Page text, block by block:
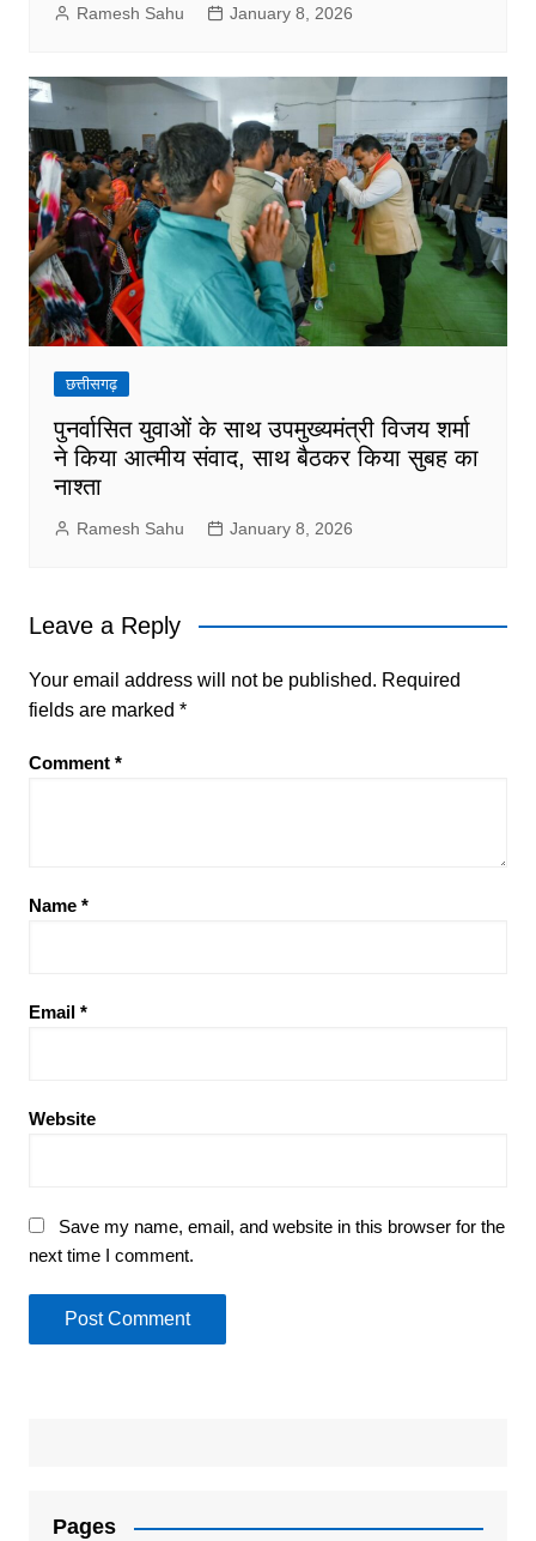
Ramesh Sahu January 8, 2026
छत्तीसगढ़
पुनर्वासित युवाओं के साथ उपमुख्यमंत्री विजय शर्मा
ने किया आत्मीय संवाद, साथ बैठकर किया सुबह का
नाश्ता
Ramesh Sahu January 8, 2026
Leave a Reply
Your email address will not be published. Required
fields are marked *
Comment *
Name *
Email *
Website
Save my name, email, and website in this browser for the
next time I comment.
Pages